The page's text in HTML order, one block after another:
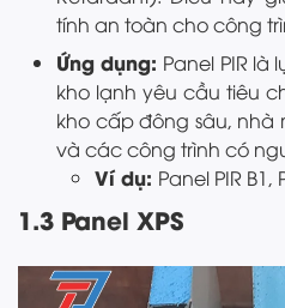
tính an toàn cho công
Ứng dụng: Panel PIR
kho lạnh yêu cầu tiêu
kho cấp đông sâu,
và các công trình có
Ví dụ: Panel PIR B1,
1.3 Panel XPS